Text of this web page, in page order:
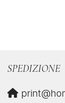
SPEDIZIONE